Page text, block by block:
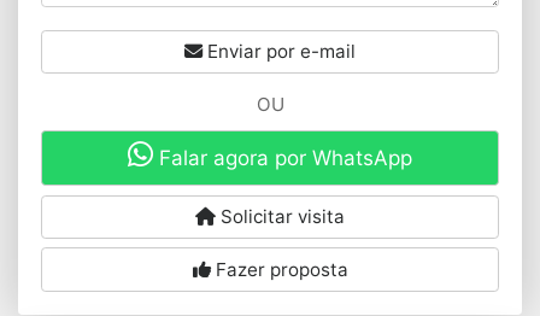
Enviar por e-mail
OU
Falar agora por WhatsApp
Solicitar visita
Fazer proposta